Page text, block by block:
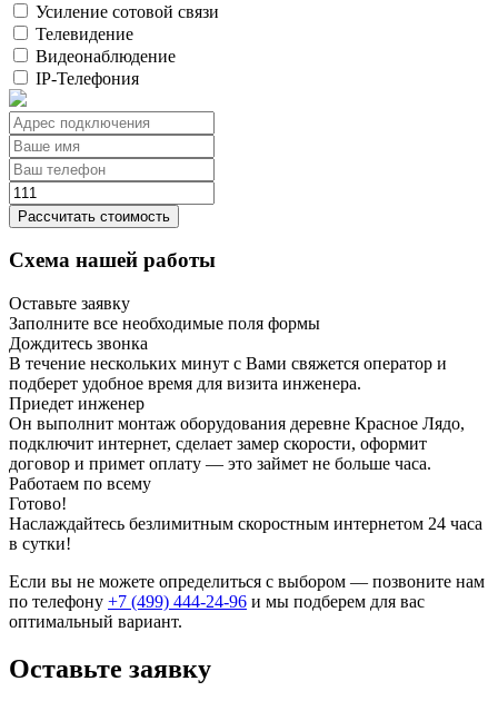
Усиление сотовой связи
Телевидение
Видеонаблюдение
IP-Телефония
Рассчитать стоимость
Схема нашей работы
Оставьте заявку
Заполните все необходимые поля формы
Дождитесь звонка
В течение нескольких минут с Вами свяжется оператор и
подберет удобное время для визита инженера.
Приедет инженер
Он выполнит монтаж оборудования деревне Красное Лядо,
подключит интернет, сделает замер скорости, оформит
договор и примет оплату — это займет не больше часа.
Работаем по всему
Готово!
Наслаждайтесь безлимитным скоростным интернетом 24 часа
в сутки!
Если вы не можете определиться с выбором — позвоните нам
по телефону +7 (499) 444-24-96 и мы подберем для вас
оптимальный вариант.
Оставьте заявку